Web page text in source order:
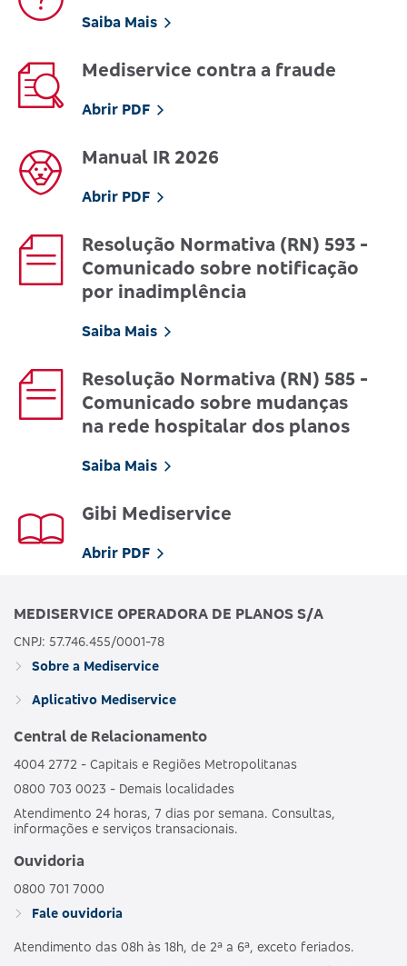
Saiba Mais
Mediservice contra a fraude
Abrir PDF
Manual IR 2026
Abrir PDF
Resolução Normativa (RN) 593 -
Comunicado sobre notificação
por inadimplência
Saiba Mais
Resolução Normativa (RN) 585 -
Comunicado sobre mudanças
na rede hospitalar dos planos
Saiba Mais
Gibi Mediservice
Abrir PDF
MEDISERVICE OPERADORA DE PLANOS S/A
CNPJ: 57.746.455/0001-78
Sobre a Mediservice
Aplicativo Mediservice
Central de Relacionamento
4004 2772 - Capitais e Regiões Metropolitanas
0800 703 0023 - Demais localidades
Atendimento 24 horas, 7 dias por semana. Consultas,
informações e serviços transacionais.
Ouvidoria
0800 701 7000
Fale ouvidoria
Atendimento das 08h às 18h, de 2ª a 6ª, exceto feriados.